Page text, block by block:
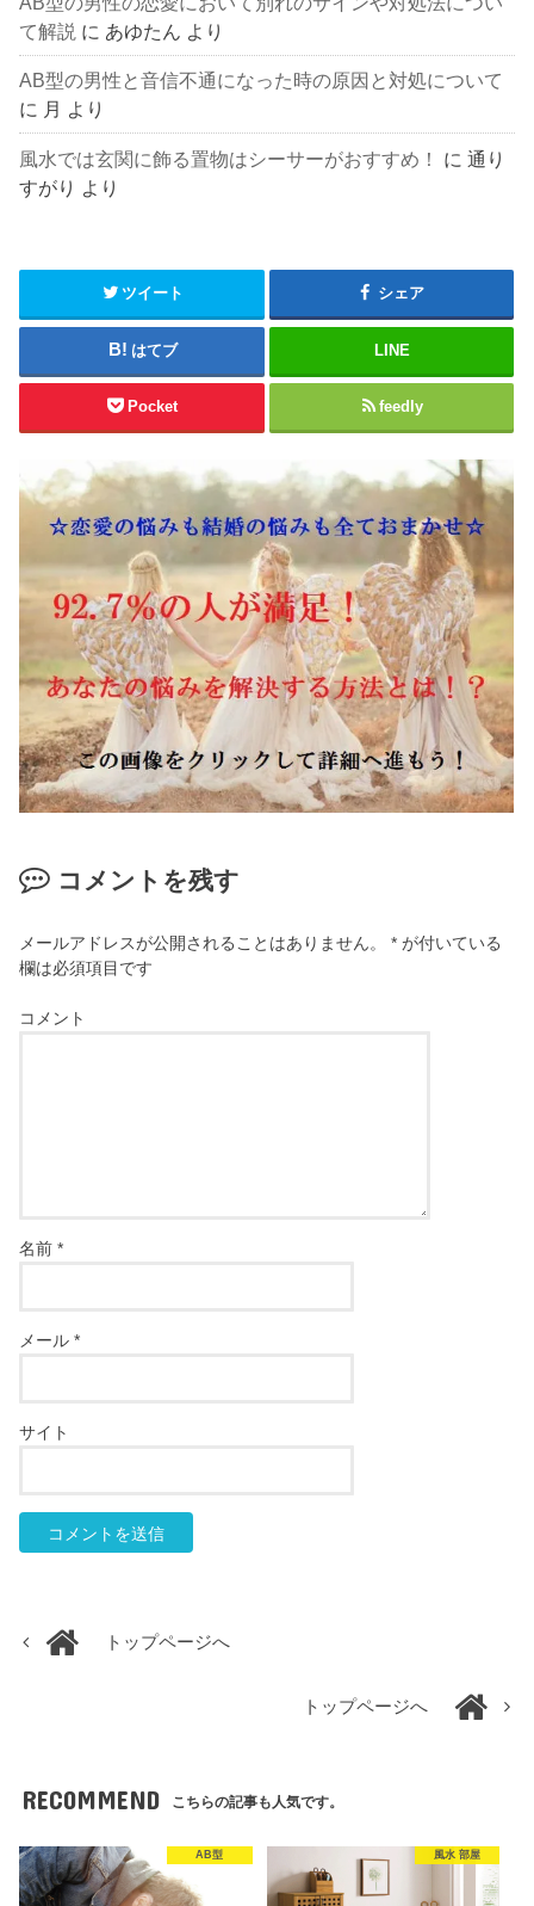
て解説 に あゆたん より
AB型の男性と音信不通になった時の原因と対処について
に 月 より
風水では玄関に飾る置物はシーサーがおすすめ！ に通り
すがり
より
ツイート シェア
はてブ LINE
Pocket feedly
コメントを残す
メールアドレスが公開されることはありません。 * が付いている
欄は必須項目です
コメント
名前*
メール*
サイト
トップページへ
トップページへ
RECOMMEND こちらの記事も人気です。
AB型 風水 部屋